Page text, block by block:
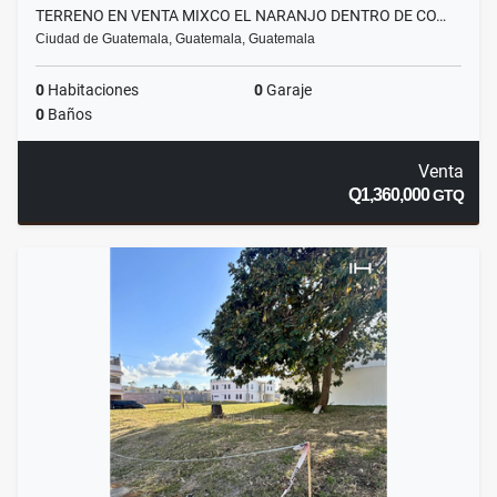
TERRENO EN VENTA MIXCO EL NARANJO DENTRO DE CO…
Ciudad de Guatemala, Guatemala, Guatemala
0 Habitaciones 0Garaje
0 Baños
Venta
Q1,360,000GTQ